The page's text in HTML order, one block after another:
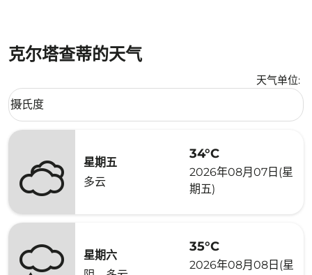
克尔塔查蒂的天气
天气单位:
Weather unit option 摄氏度 Selected
摄氏度
keyboard_arrow_down
星期五
多云
34°C
2026年08月07日(星
期五)
星期六
35°C
2026年08月08日(星